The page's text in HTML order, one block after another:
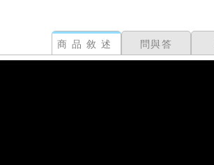
商品敘述 問與答